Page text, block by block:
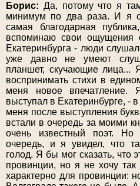
Борис: Да, потому что я
минимум по два раза. И я
самая благодарная
вспоминаю свои ощущения
Екатеринбурга - люди
уже давно не умеют
планшет, скучающие лица...
воспринимать стихи в
меня новое впечатление.
выступал в Екатеринбурге, -
меня после выступления
встали в очередь за моими
очень известный поэт.
очередь, и я увидел, что
голод. Я бы мог сказать, что
провинции, но я не хочу
характерно для провинции: